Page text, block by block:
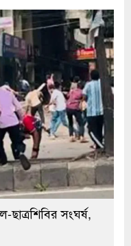
ছাত্রশিবির সংঘর্ষ,